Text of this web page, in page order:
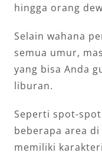
hingga orang
Selain wahana
semua umur,
yang bisa Anda
liburan.
Seperti spot-
beberapa area
memiliki